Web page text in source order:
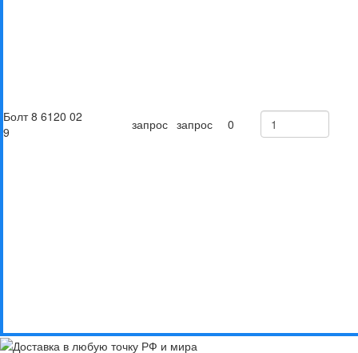
Болт 8 6120 02
9
запрос запрос 0